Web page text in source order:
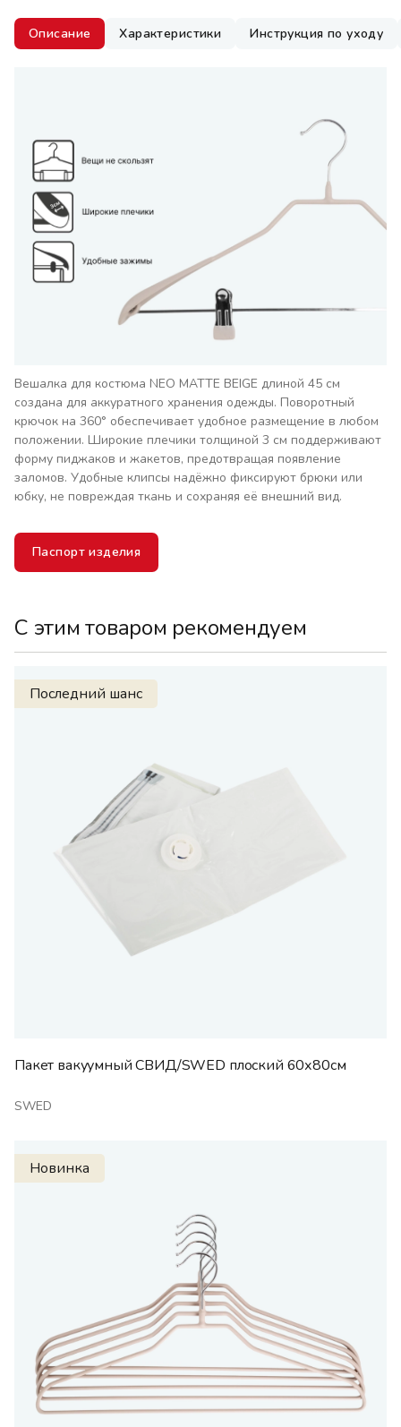
Описание Характеристики Инструкция по уходу
Вешалка для костюма NEO MATTE BEIGE длиной 45 см
создана для аккуратного хранения одежды. Поворотный
крючок на 360° обеспечивает удобное размещение в любом
положении. Широкие плечики толщиной 3 см поддерживают
форму пиджаков и жакетов, предотвращая появление
заломов. Удобные клипсы надёжно фиксируют брюки или
юбку, не повреждая ткань и сохраняя её внешний вид.
Паспорт изделия
С этим товаром рекомендуем
Последний шанс
Пакет вакуумный СВИД/SWED плоский 60х80см
SWED
Новинка